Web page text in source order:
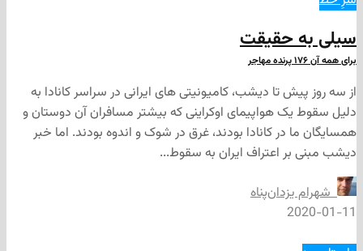
حقیقت
تا دیشب، کامیونیتی های ایرانی در سراسر کانادا به
هواپیمای اوکراینی که بیشتر مسافران آن دوستان و
در کانادا بودند، غرق در شوک و اندوه بودند. اما خبر
اعتراف ایران به سقوط...